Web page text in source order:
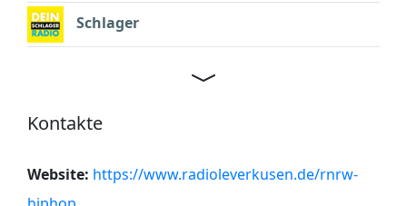
Schlager
Kontakte
Website: https://www.radioleverkusen.de/rnrw-